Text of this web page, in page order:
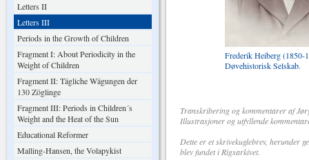
Letters II
Letters III
Periods in the Growth of Children
Fragment I: About Periodicity in the
Weight of Children
Fragment II: Tägliche Wägungen der
130 Zöglinge
Fragment III: Periods in Children´s
Weight and the Heat of the Sun
Educational Reformer
Malling-Hansen, the Volapykist
Frederik Heiberg (1850-
Døvehistorisk Selskab.
Transkribering og kommentarer af
Illustrasjoner og utfyllende
Dette er et skrivekuglebrev, herunder
blev fundet i Rigsarkivet.